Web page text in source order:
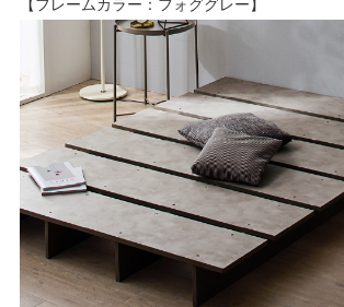
【フレームカラー：フォググレー】